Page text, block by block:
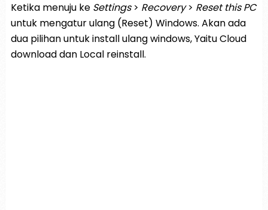
Ketika menuju ke Settings> Recovery> Reset this PC
untuk mengatur ulang (Reset) Windows. Akan ada
dua pilihan untuk install ulang windows, Yaitu Cloud
download dan Local reinstall.